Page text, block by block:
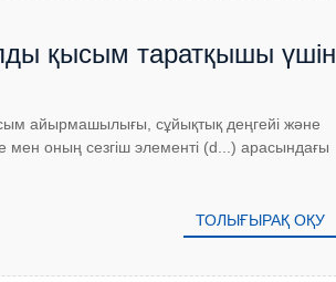
қысым таратқышы үшін
айырмашылығы, сұйықтық деңгейі және
мен оның сезгіш элементі (d...) арасындағы
ТОЛЫҒЫРАҚ ОҚУ